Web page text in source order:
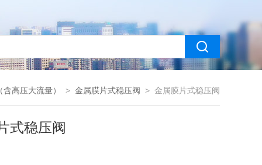
高压大流量） > 金属膜片式稳压阀 > 金属膜片式稳压阀
式稳压阀